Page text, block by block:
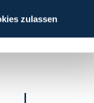
zulassen